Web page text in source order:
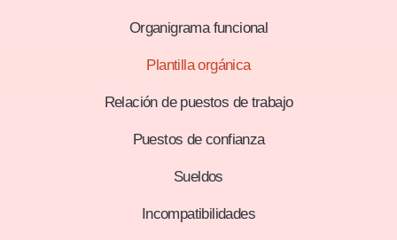
Organigrama funcional
Plantilla orgánica
Relación de puestos de trabajo
Puestos de confianza
Sueldos
Incompatibilidades